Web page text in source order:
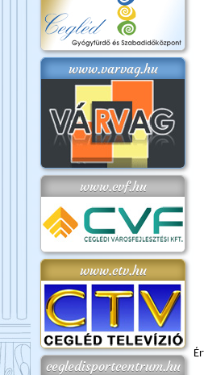
www.varvag.hu
www.cvf.hu
www.ctv.hu
cegledisportcentrum.hu